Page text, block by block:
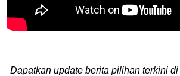
Dapatkan update berita pilihan terkini di